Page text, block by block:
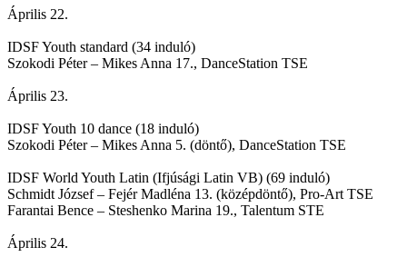
Április 22.
IDSF Youth standard (34 induló)
Szokodi Péter – Mikes Anna 17., DanceStation TSE
Április 23.
IDSF Youth 10 dance (18 induló)
Szokodi Péter – Mikes Anna 5. (döntő), DanceStation TSE
IDSF World Youth Latin (Ifjúsági Latin VB) (69 induló)
Schmidt József – Fejér Madléna 13. (középdöntő), Pro-Art TSE
Farantai Bence – Steshenko Marina 19., Talentum STE
Április 24.